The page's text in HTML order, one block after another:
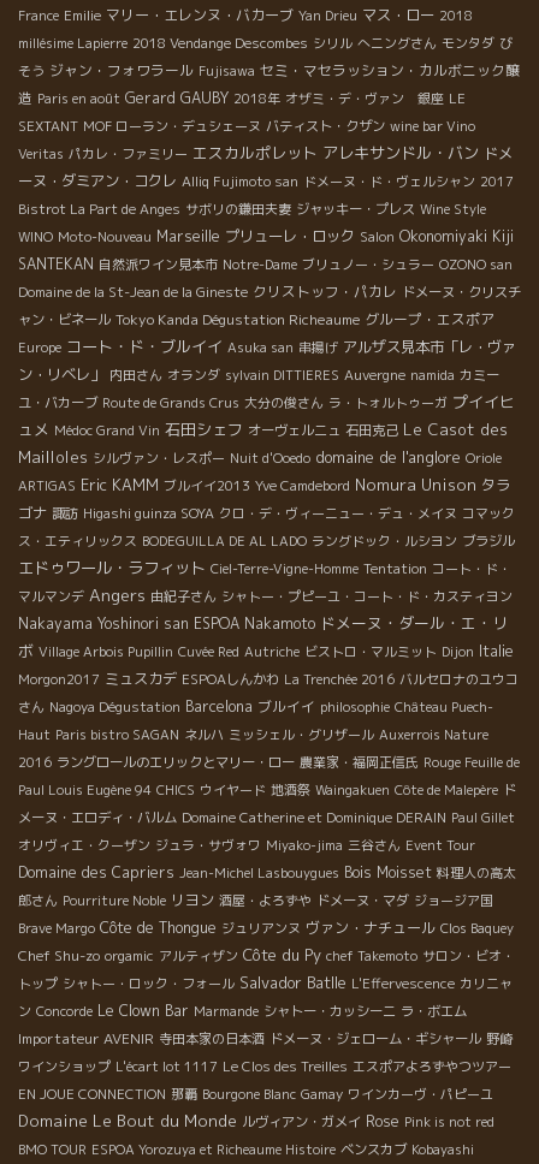
France Emilie マリー・エレンヌ・バカーブ Yan Drieu マス・ロー 2018
millésime Lapierre 2018 Vendange Descombes シリル へニングさん モンタダ び
そう ジャン・フォワラール Fujisawa セミ・マセラッション・カルボニック醸
造 Paris en août Gerard GAUBY 2018年 オザミ・デ・ヴァン 銀座 LE
SEXTANT MOF ローラン・デュシェーヌ バティスト・クザン wine bar Vino
Veritas パカレ・ファミリー エスカルポレット アレキサンドル・バン ドメ
ーヌ・ダミアン・コクレ Alliq Fujimoto san ドメーヌ・ド・ヴェルシャン 2017
Bistrot La Part de Anges サボリの鎌田夫妻 ジャッキー・プレス Wine Style
WINO Moto-Nouveau Marseille プリューレ・ロック Salon Okonomiyaki Kiji
SANTEKAN 自然派ワイン見本市 Notre-Dame ブリュノー・シュラー OZONO san
Domaine de la St-Jean de la Gineste クリストッフ・パカレ ドメーヌ・クリスチ
ャン・ビネール Tokyo Kanda Dégustation Richeaume グループ・エスポア
Europe コート・ド・ブルイイ Asuka san 串揚げ アルザス見本市「レ・ヴァ
ン・リベレ」
内田さん オランダ sylvain DITTIERES Auvergne namida カミー
ユ・バカーブ Route de Grands Crus 大分の俊さん ラ・トォルトゥーガ プイイヒ
ュメ Médoc Grand Vin 石田シェフ オーヴェルニュ 石田克己 Le Casot des
Mailloles シルヴァン・レスポー Nuit d'Ooedo domaine de l'anglore Oriole
ARTIGAS Eric KAMM ブルイイ2013 Yve Camdebord Nomura Unison タラ
ゴナ 諏訪 Higashi guinza SOYA クロ・デ・ヴィーニュー・デュ・メイヌ コマック
ス・エティリックス BODEGUILLA DE AL LADO ラングドック・ルシヨン ブラジル
エドゥワール・ラフィット Ciel-Terre-Vigne-Homme Tentation コート・ド・
マルマンデ Angers 由紀子さん シャトー・プピーユ・コート・ド・カスティヨン
Nakayama Yoshinori san ESPOA Nakamoto ドメーヌ・ダール・エ・リ
ボ Village Arbois Pupillin Cuvée Red Autriche ビストロ・マルミット Dijon Italie
Morgon2017 ミュスカデ ESPOAしんかわ La Trenchée 2016 バルセロナのユウコ
さん Nagoya Dégustation Barcelona ブルイイ philosophie Château Puech-
Haut Paris bistro SAGAN ネルハ ミッシェル・グリザール Auxerrois Nature
2016 ラングロールのエリックとマリー・ロー 農業家・福岡正信氏 Rouge Feuille de
Paul Louis Eugène 94 CHICS ウイヤード 地酒祭 Waingakuen Côte de Malepère ド
メーヌ・エロディ・バルム Domaine Catherine et Dominique DERAIN Paul Gillet
オリヴィエ・クーザン ジュラ・サヴォワ Miyako-jima 三谷さん Event Tour
Domaine des Capriers Jean-Michel Lasbouygues Bois Moisset 料理人の高太
郎さん Pourriture Noble リヨン 酒屋・よろずや ドメーヌ・マダ ジョージア国
Brave Margo Côte de Thongue ジュリアンヌ ヴァン・ナチュール Clos Baquey
Chef Shu-zo orgamic アルティザン Côte du Py chef Takemoto サロン・ビオ・
トップ シャトー・ロック・フォール Salvador Batlle L'Effervescence カリニャ
ン Concorde Le Clown Bar Marmande シャトー・カッシーニ ラ・ボエム
Importateur AVENIR 寺田本家の日本酒 ドメーヌ・ジェローム・ギシャール 野崎
ワインショップ L'écart lot 1117 Le Clos des Treilles エスポアよろずやつツアー
EN JOUE CONNECTION 那覇 Bourgone Blanc Gamay ワインカーヴ・パピーユ
Domaine Le Bout du Monde ルヴィアン・ガメイ Rose Pink is not red
BMO TOUR ESPOA Yorozuya et Richeaume Histoire ベンスカブ Kobayashi